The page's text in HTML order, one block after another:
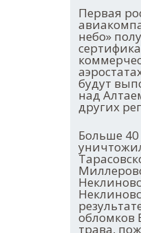
Первая
небо»
будут
над
других
Больше
обломков
трава,